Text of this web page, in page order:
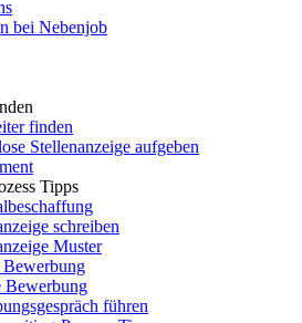
bei Nebenjob
finden
Stellenanzeige aufgeben
Tipps
schreiben
Muster
Bewerbung
Bewerbung
führen